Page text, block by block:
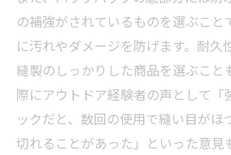
の補強がされているものを選ぶこと
に汚れやダメージを防げます。耐久
縫製のしっかりした商品を選ぶこと
際にアウトドア経験者の声として「
ックだと、数回の使用で縫い目がほ
切れることがあった」といった意見